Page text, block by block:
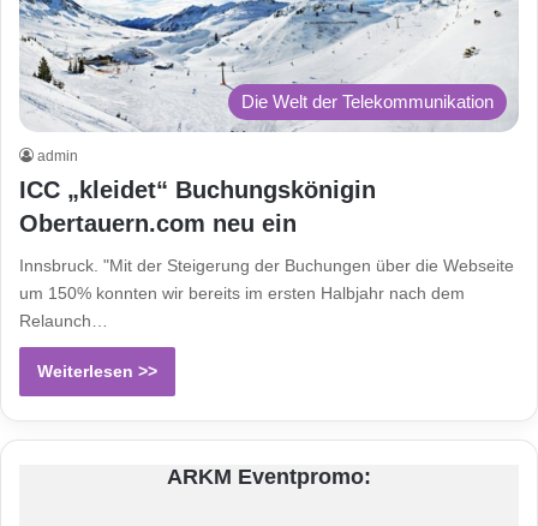
Die Welt der Telekommunikation
admin
ICC „kleidet“ Buchungskönigin
Obertauern.com neu ein
Innsbruck. "Mit der Steigerung der Buchungen über die Webseite
um 150% konnten wir bereits im ersten Halbjahr nach dem
Relaunch…
Weiterlesen >>
ARKM Eventpromo: